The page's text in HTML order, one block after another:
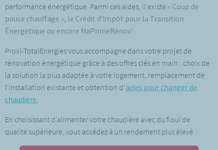
performance énergétique. Parmi ces aides, il existe « Coup de
pouce chauffage », le Crédit d’Impôt pour la Transition
Énergétique ou encore MaPrimeRénov’.
Proxi-TotalEnergies vous accompagne dans votre projet de
rénovation énergétique grâce à des offres clés en main : choix de
la solution la plus adaptée à votre logement, remplacement de
l’installation existante et obtention d’aides pour changer de
chaudière.
En choisissant d’alimenter votre chaudière avec du fioul de
qualité supérieure, vous accédez à un rendement plus élevé.